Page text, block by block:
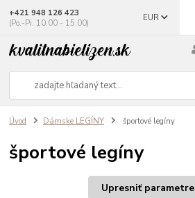
EUR
+421 948 126 423
(Po.-Pi. 10.00 - 15.00)
Úvod Dámske LEGÍNY športové legíny
športové legíny
Upresniť parametre